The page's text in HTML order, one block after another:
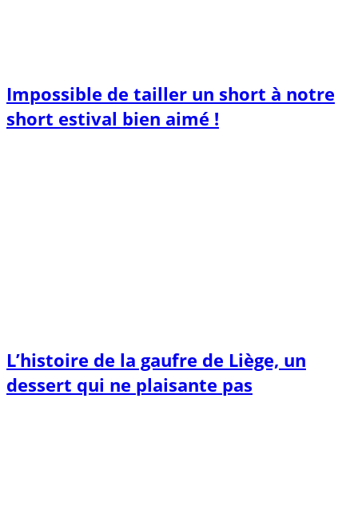
Impossible de tailler un short à notre
short estival bien aimé !
L’histoire de la gaufre de Liège, un
dessert qui ne plaisante pas